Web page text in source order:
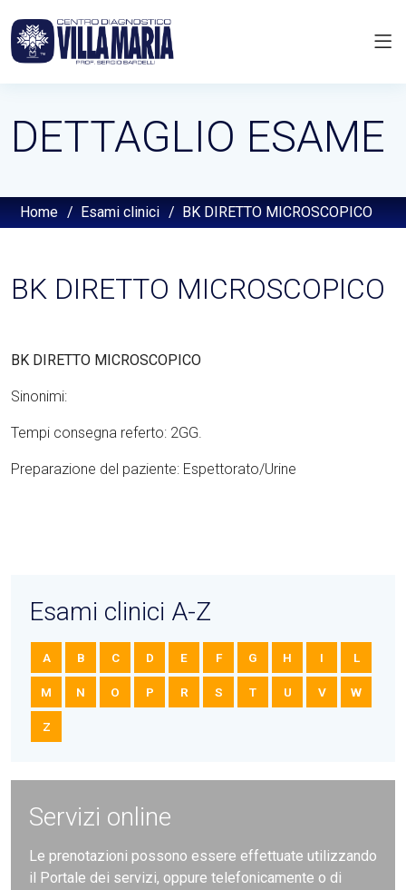
DETTAGLIO ESAME
Home / Esami clinici / BK DIRETTO MICROSCOPICO
BK DIRETTO MICROSCOPICO
BK DIRETTO MICROSCOPICO
Sinonimi:
Tempi consegna referto: 2GG.
Preparazione del paziente: Espettorato/Urine
Esami clinici A-Z
A B C D E F G H I L
M N O P R S T U V W
Z
Servizi online
Le prenotazioni possono essere effettuate utilizzando
il Portale dei servizi, oppure telefonicamente o di